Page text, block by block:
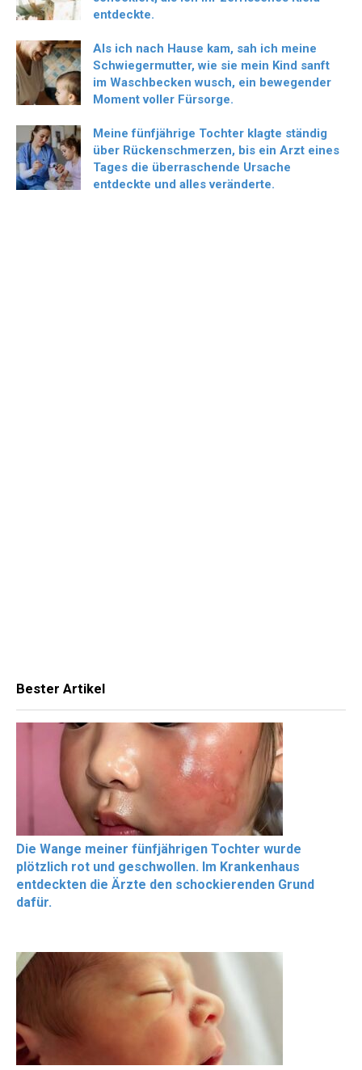
entdeckte.
Als ich nach Hause kam, sah ich meine
Schwiegermutter, wie sie mein Kind sanft
im Waschbecken wusch, ein bewegender
Moment voller Fürsorge.
Meine fünfjährige Tochter klagte ständig
über Rückenschmerzen, bis ein Arzt eines
Tages die überraschende Ursache
entdeckte und alles veränderte.
Bester Artikel
Die Wange meiner fünfjährigen Tochter wurde
plötzlich rot und geschwollen. Im Krankenhaus
entdeckten die Ärzte den schockierenden Grund
dafür.